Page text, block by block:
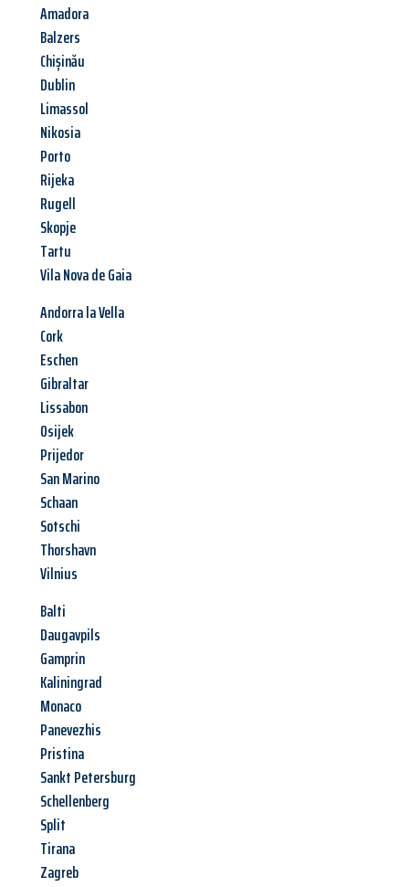
Amadora
Balzers
Chișinău
Dublin
Limassol
Nikosia
Porto
Rijeka
Rugell
Skopje
Tartu
Vila Nova de Gaia
Andorra la Vella
Cork
Eschen
Gibraltar
Lissabon
Osijek
Prijedor
San Marino
Schaan
Sotschi
Thorshavn
Vilnius
Balti
Daugavpils
Gamprin
Kaliningrad
Monaco
Panevezhis
Pristina
Sankt Petersburg
Schellenberg
Split
Tirana
Zagreb